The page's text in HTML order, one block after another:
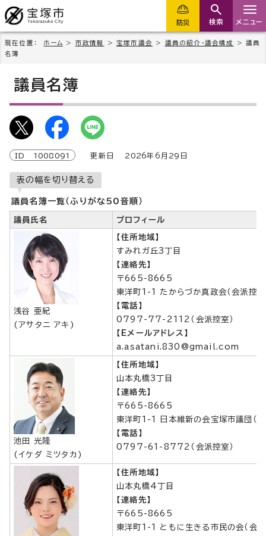
防災 検索 メニュー
現在位置： ホーム > 市政情報 >宝塚市議会 > 議員の紹介・議会構成
> 議員
名簿
議員名簿
ID 1008091 更新日 2026年6月 29 日
表の幅を切り替える
議員名簿一覧（ふりがな50音順）
議員氏名 プロフィール
浅谷 亜紀
(アサタニ アキ)
【住所地域】
すみれガ丘3丁目
【連絡先】
〒665-8665
東洋町1-1 たからづか真政会（会派控室
【電話】
0797-77-2112（会派控室）
【Eメールアドレス】
a.asatani.830@gmail.com
池田 光隆
(イケダ ミツタカ)
【住所地域】
山本丸橋3丁目
【連絡先】
〒665-8665
東洋町1-1 日本維新の会宝塚市議団（会
【電話】
0797-61-8772（会派控室）
【住所地域】
山本丸橋4丁目
【連絡先】
〒665-8665
東洋町1-1 ともに生きる市民の会（会派